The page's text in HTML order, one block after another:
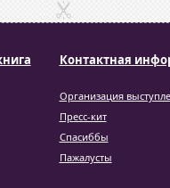
Контактная
Организация
Пресс-кит
Спасиббы
Пажалусты